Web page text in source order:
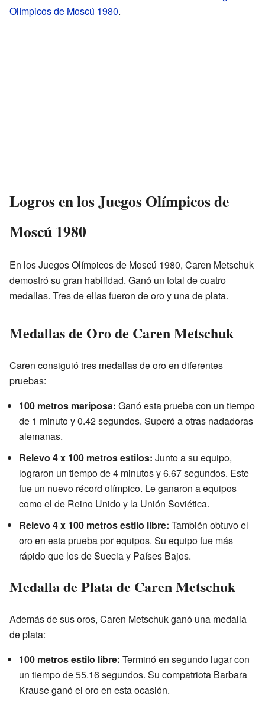
Olímpicos de Moscú 1980.
Logros en los Juegos Olímpicos de
Moscú 1980
En los Juegos Olímpicos de Moscú 1980, Caren Metschuk
demostró su gran habilidad. Ganó un total de cuatro
medallas. Tres de ellas fueron de oro y una de plata.
Medallas de Oro de Caren Metschuk
Caren consiguió tres medallas de oro en diferentes
pruebas:
100 metros mariposa: Ganó esta prueba con un tiempo
de 1 minuto y 0.42 segundos. Superó a otras nadadoras
alemanas.
Relevo 4 x 100 metros estilos: Junto a su equipo,
lograron un tiempo de 4 minutos y 6.67 segundos. Este
fue un nuevo récord olímpico. Le ganaron a equipos
como el de Reino Unido y la Unión Soviética.
Relevo 4 x 100 metros estilo libre: También obtuvo el
oro en esta prueba por equipos. Su equipo fue más
rápido que los de Suecia y Países Bajos.
Medalla de Plata de Caren Metschuk
Además de sus oros, Caren Metschuk ganó una medalla
de plata:
100 metros estilo libre: Terminó en segundo lugar con
un tiempo de 55.16 segundos. Su compatriota Barbara
Krause ganó el oro en esta ocasión.